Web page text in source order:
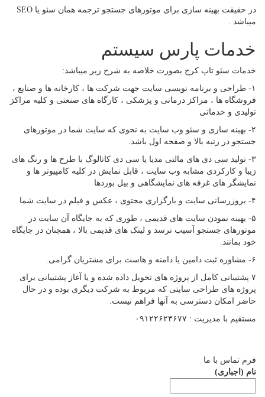
در حقیقت بهینه سازی برای موتورهای جستجو ترجمه همان سئو یا SEO
میباشد .
خدمات پارس سیستم
خدمات سئو تاپ کرج بصورت خلاصه به شرح زیر میباشد:
۱- طراحی و برنامه نویسی سایت جهت شرکت ها ، کارخانه ها و صنایع ،
فروشگاه ها ، مراکز درمانی و پزشکی ، کارگاه های صنعتی و کلیه مراکز
تولیدی و خدماتی
۲- بهینه سازی و سئو وب سایت به نحوی که سایت شما در موتورهای
جستجو در رتبه بالا و صفحه اول باشد.
۳- تولید سی دی های مالتی مدیا یا سی دی کاتالوگ با طرح ها و رنگ های
زیبا و کارکردی مشابه وب سایت ، قابل نمایش در کلیه کامپیوتر ها و
نمایشگر های غرفه های نمایشگاهی و بیل بوردها
۴- بروزرسانی سایت و بارگزاری محتوی ، عکس و فیلم در سایت شما
۵- بهینه نمودن سایت های قدیمی ، طوری که به جایگاه آن سایت در
موتورهای جستجو آسیب نرسد و لینک های قدیمی بالا ، همچنان در جایگاه
خود بمانند.
۶- مشاوره ثبت دامین یا دامنه و هاست برای مشتریان گرامی.
۷ پشتیبانی کامل از پروژه های تحویل داده شده و یا آغاز پشتیبانی برای
پروژه های طراحی سایتی که مربوط به شرکت دیگری بوده و در حال
حاضر امکان دسترسی به آنها فراهم نیست.
مستقیم با مدیریت : ۰۹۱۲۲۶۲۳۶۷۷
فرم تماس با ما
نام (اجباری)